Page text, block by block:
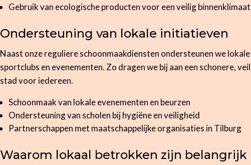
Gebruik van ecologische producten voor een veilig binnenklimaat
Ondersteuning van lokale initiatieven
Naast onze reguliere schoonmaakdiensten ondersteunen we
sportclubs en evenementen. Zo dragen we bij aan een schonere,
stad voor iedereen.
Schoonmaak van lokale evenementen en beurzen
Ondersteuning van scholen bij hygiëne en veiligheid
Partnerschappen met maatschappelijke organisaties in Tilburg
Waarom lokaal betrokken zijn belangrijk